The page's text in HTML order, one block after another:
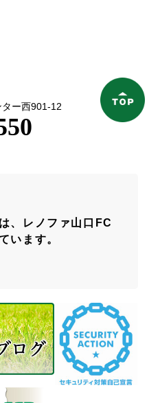
ー西901-12
、レノファ山口FC
います。